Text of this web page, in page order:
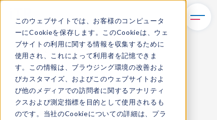
このウェブサイトでは、お客様のコンピュータ
ーにCookieを保存します。このCookieは、ウェ
ブサイトの利用に関する情報を収集するために
使用され、これによって利用者を記憶できま
す。この情報は、ブラウジング環境の改善およ
びカスタマイズ、およびこのウェブサイトおよ
び他のメディアでの訪問者に関するアナリティ
クスおよび測定指標を目的として使用されるも
のです。当社のCookieについての詳細は、 プラ
TOP
レポート・ライブラリ
ITR Market View：RPA／OCR／BPM市場2022
ITR Market View
コンテンツ番号：M-22001500発刊日：2022年7月14日